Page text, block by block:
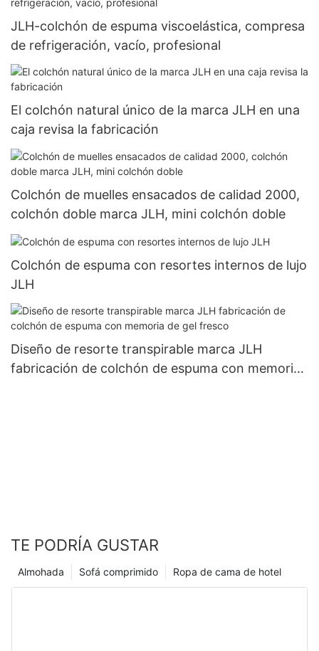
JLH-colchón de espuma viscoelástica, compresa
de refrigeración, vacío, profesional
El colchón natural único de la marca JLH en una
caja revisa la fabricación
Colchón de muelles ensacados de calidad 2000,
colchón doble marca JLH, mini colchón doble
Colchón de espuma con resortes internos de lujo
JLH
Diseño de resorte transpirable marca JLH
fabricación de colchón de espuma con memoria
TE PODRÍA GUSTAR
Ropa de cama de hotel
Sofá comprimido
Almohada